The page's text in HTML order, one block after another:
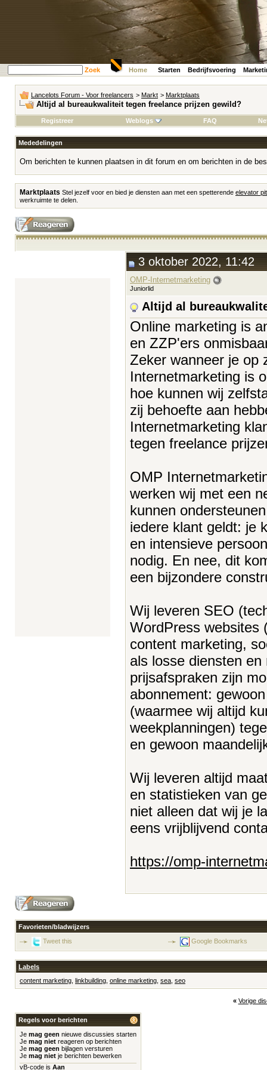
Zoek Home Starten Bedrijfsvoering
Lancelots Forum - Voor freelancers > Markt > Marktplaats
Altijd al bureaukwaliteit tegen freelance prijzen gewild?
Registreer Weblogs FAQ
Mededelingen
Om berichten te kunnen plaatsen in dit forum en om berichten in de
Marktplaats Stel jezelf voor en bied je diensten aan met een spetterende elevator
werkruimte te delen.
3 oktober 2022, 11:42
OMP-Internetmarketing
Juniorlid
Altijd al
Online marketing is
en ZZP'ers
Zeker wanneer je op
Internetmarketing is
hoe kunnen wij
zij behoefte aan
Internetmarketing
tegen freelance
OMP
werken wij met een
kunnen
iedere klant geldt: je
en intensieve
nodig. En nee, dit
een bijzondere
Wij leveren SEO
WordPress websites
content marketing,
als losse diensten
prijsafspraken zijn
abonnement:
(waarmee wij altijd
weekplanningen)
en gewoon
Wij leveren altijd
en statistieken van
niet alleen dat wij je
eens vrijblijvend
https://omp-
Favorieten/bladwijzers
Tweet this
Google Bookmarks
Labels
content marketing linkbuilding online marketing sea seo
« Vorige
Regels voor berichten
Je mag geen nieuwe discussies starten
Je mag niet reageren op berichten
Je mag geen bijlagen versturen
Je mag niet je berichten bewerken
vB-code is Aan